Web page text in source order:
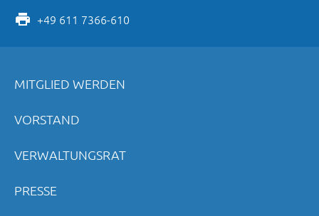
+49 611 7366-610
MITGLIED WERDEN
VORSTAND
VERWALTUNGSRAT
PRESSE